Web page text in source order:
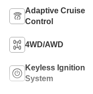
Adaptive Cruise
Control
4WD/AWD
Keyless Ignition
System